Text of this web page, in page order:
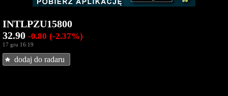
INTLPZU15800
32.90 -0.80 (-2.37%)
17 gru 16:19
dodaj do radaru